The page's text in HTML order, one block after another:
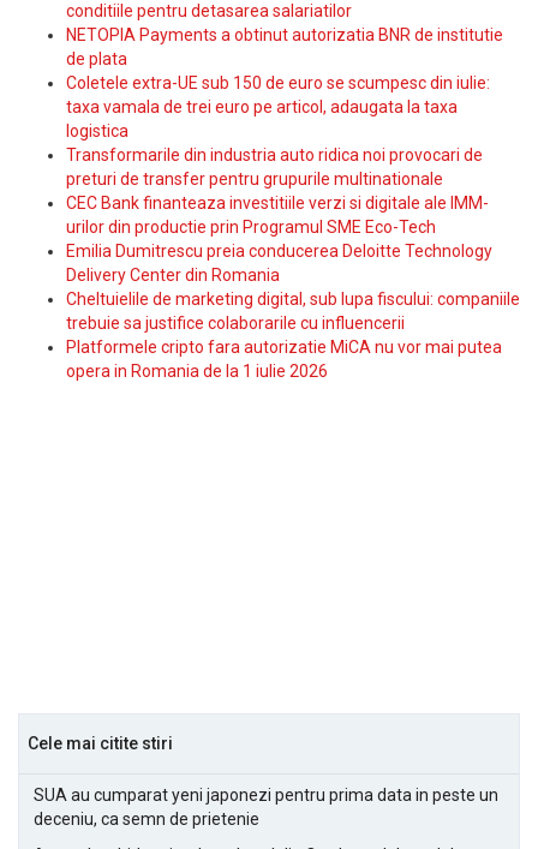
conditiile pentru detasarea salariatilor
NETOPIA Payments a obtinut autorizatia BNR de institutie
de plata
Coletele extra-UE sub 150 de euro se scumpesc din iulie:
taxa vamala de trei euro pe articol, adaugata la taxa
logistica
Transformarile din industria auto ridica noi provocari de
preturi de transfer pentru grupurile multinationale
CEC Bank finanteaza investitiile verzi si digitale ale IMM-
urilor din productie prin Programul SME Eco-Tech
Emilia Dumitrescu preia conducerea Deloitte Technology
Delivery Center din Romania
Cheltuielile de marketing digital, sub lupa fiscului: companiile
trebuie sa justifice colaborarile cu influencerii
Platformele cripto fara autorizatie MiCA nu vor mai putea
opera in Romania de la 1 iulie 2026
Cele mai citite stiri
SUA au cumparat yeni japonezi pentru prima data in peste un
deceniu, ca semn de prietenie